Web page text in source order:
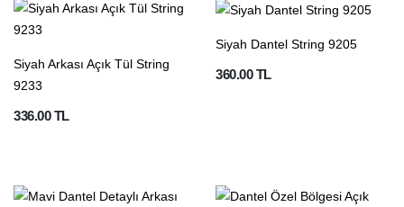
Siyah Arkası Açık Tül String
9233
336.00 TL
Siyah Dantel String 9205
360.00 TL